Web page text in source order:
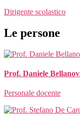
Dirigente scolastico
Le persone
Prof. Daniele
Personale docente